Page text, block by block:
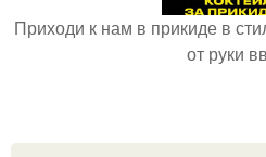
Приходи к нам в прикиде в
от руки